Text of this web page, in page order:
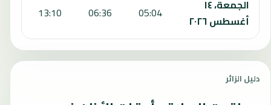
الجمعة، ١٤
أغسطس ٢٠٢٦
05:04
06:36
13:10
دليل الزائر